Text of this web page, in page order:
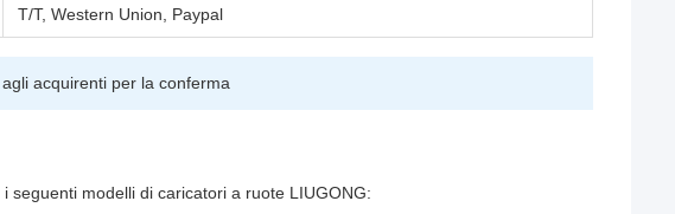
T/T, Western Union, Paypal
acquirenti per la conferma
seguenti modelli di caricatori a ruote LIUGONG: